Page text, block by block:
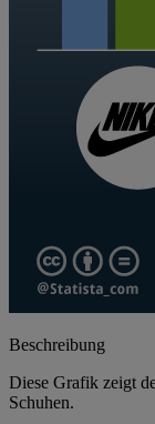
Beschreibung
Diese Grafik zeigt
Schuhen.